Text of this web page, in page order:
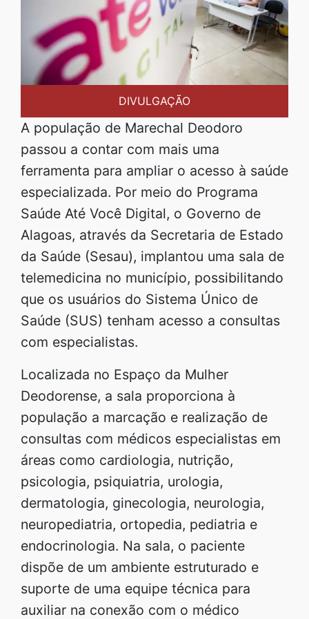
DIVULGAÇÃO
A população de Marechal Deodoro
passou a contar com mais uma
ferramenta para ampliar o acesso à saúde
especializada. Por meio do Programa
Saúde Até Você Digital, o Governo de
Alagoas, através da Secretaria de Estado
da Saúde (Sesau), implantou uma sala de
telemedicina no município, possibilitando
que os usuários do Sistema Único de
Saúde (SUS) tenham acesso a consultas
com especialistas.
Localizada no Espaço da Mulher
Deodorense, a sala proporciona à
população a marcação e realização de
consultas com médicos especialistas em
áreas como cardiologia, nutrição,
psicologia, psiquiatria, urologia,
dermatologia, ginecologia, neurologia,
neuropediatria, ortopedia, pediatria e
endocrinologia. Na sala, o paciente
dispõe de um ambiente estruturado e
suporte de uma equipe técnica para
auxiliar na conexão com o médico